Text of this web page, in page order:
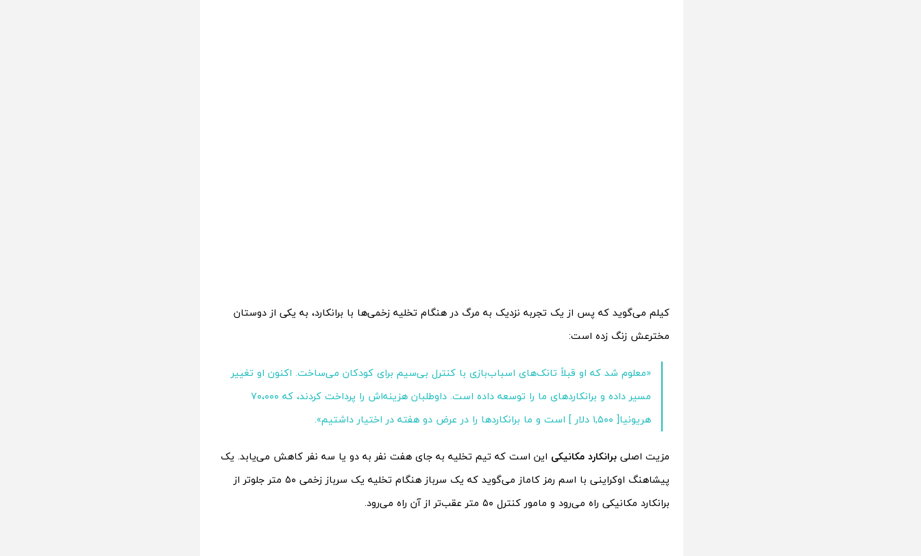
کیلم می‌گوید که پس از یک تجربه نزدیک به مرگ در هنگام تخلیه زخمی‌ها با برانکارد، به یکی از دوستان
مخترعش زنگ زده است:
«معلوم شد که او قبلاً تانک‌های اسباب‌بازی با کنترل بی‌سیم برای کودکان می‌ساخت. اکنون او تغییر
مسیر داده و برانکاردهای ما را توسعه داده است. داوطلبان هزینه‌اش را پرداخت کردند، که ۷۰،۰۰۰
هریونیا[ ۱,۵۰۰ دلار ] است و ما برانکاردها را در عرض دو هفته در اختیار داشتیم».
مزیت اصلی برانکارد مکانیکی این است که تیم تخلیه به جای هفت نفر به دو یا سه نفر کاهش می‌یابد. یک
پیشاهنگ اوکراینی با اسم رمز کاماز می‌گوید که یک سرباز هنگام تخلیه یک سرباز زخمی ۵۰ متر جلوتر از
برانکارد مکانیکی راه می‌رود و مامور کنترل ۵۰ متر عقب‌تر از آن راه می‌رود.